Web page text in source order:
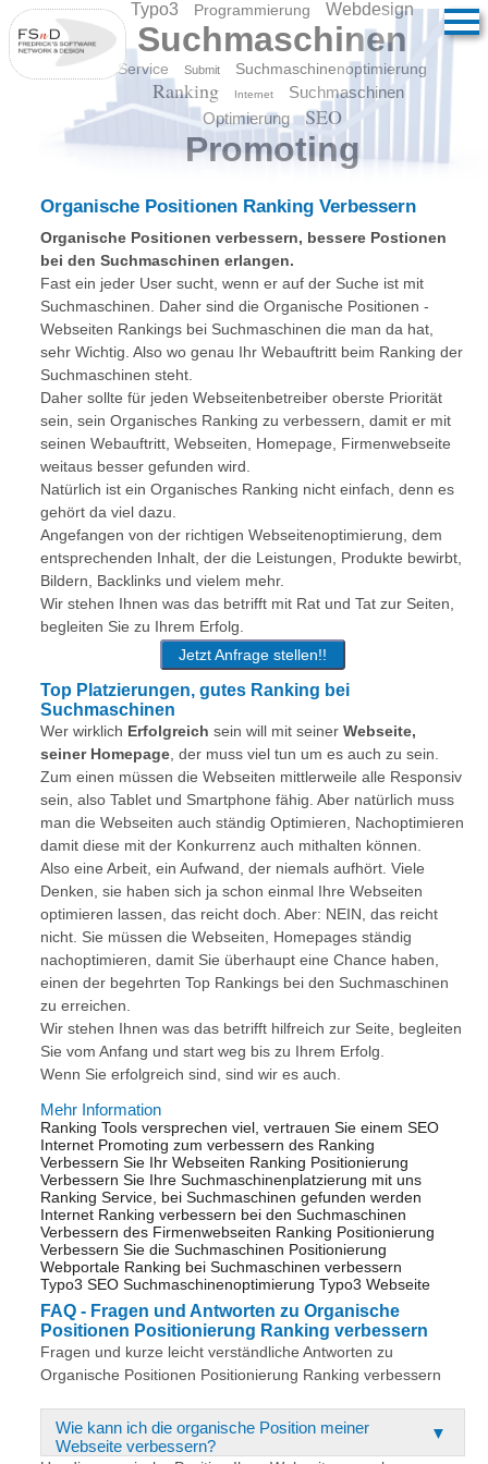
Typo3 Programmierung Webdesign
Suchmaschinen
Service Submit Suchmaschinenoptimierung
Ranking Internet
Suchmaschinen
Optimierung
SEO
Promoting
Organische Positionen Ranking Verbessern
Organische Positionen verbessern, bessere Postionen
bei den Suchmaschinen erlangen.
Fast ein jeder User sucht, wenn er auf der Suche ist mit
Suchmaschinen. Daher sind die Organische Positionen -
Webseiten Rankings bei Suchmaschinen die man da hat,
sehr Wichtig. Also wo genau Ihr Webauftritt beim Ranking der
Suchmaschinen steht.
Daher sollte für jeden Webseitenbetreiber oberste Priorität
sein, sein Organisches Ranking zu verbessern, damit er mit
seinen Webauftritt, Webseiten, Homepage, Firmenwebseite
weitaus besser gefunden wird.
Natürlich ist ein Organisches Ranking nicht einfach, denn es
gehört da viel dazu.
Angefangen von der richtigen Webseitenoptimierung, dem
entsprechenden Inhalt, der die Leistungen, Produkte bewirbt,
Bildern, Backlinks und vielem mehr.
Wir stehen Ihnen was das betrifft mit Rat und Tat zur Seiten,
begleiten Sie zu Ihrem Erfolg.
Jetzt Anfrage stellen!!
Top Platzierungen, gutes Ranking bei
Suchmaschinen
Wer wirklich Erfolgreich sein will mit seiner Webseite,
seiner Homepage, der muss viel tun um es auch zu sein.
Zum einen müssen die Webseiten mittlerweile alle Responsiv
sein, also Tablet und Smartphone fähig. Aber natürlich muss
man die Webseiten auch ständig Optimieren, Nachoptimieren
damit diese mit der Konkurrenz auch mithalten können.
Also eine Arbeit, ein Aufwand, der niemals aufhört. Viele
Denken, sie haben sich ja schon einmal Ihre Webseiten
optimieren lassen, das reicht doch. Aber: NEIN, das reicht
nicht. Sie müssen die Webseiten, Homepages ständig
nachoptimieren, damit Sie überhaupt eine Chance haben,
einen der begehrten Top Rankings bei den Suchmaschinen
zu erreichen.
Wir stehen Ihnen was das betrifft hilfreich zur Seite, begleiten
Sie vom Anfang und start weg bis zu Ihrem Erfolg.
Wenn Sie erfolgreich sind, sind wir es auch.
Mehr Information
Ranking Tools versprechen viel, vertrauen Sie einem SEO
Internet Promoting zum verbessern des Ranking
Verbessern Sie Ihr Webseiten Ranking Positionierung
Verbessern Sie Ihre Suchmaschinenplatzierung mit uns
Ranking Service, bei Suchmaschinen gefunden werden
Internet Ranking verbessern bei den Suchmaschinen
Verbessern des Firmenwebseiten Ranking Positionierung
Verbessern Sie die Suchmaschinen Positionierung
Webportale Ranking bei Suchmaschinen verbessern
Typo3 SEO Suchmaschinenoptimierung Typo3 Webseite
FAQ - Fragen und Antworten zu Organische
Positionen Positionierung Ranking verbessern
Fragen und kurze leicht verständliche Antworten zu
Organische Positionen Positionierung Ranking verbessern
Wie kann ich die organische Position meiner
Webseite verbessern?